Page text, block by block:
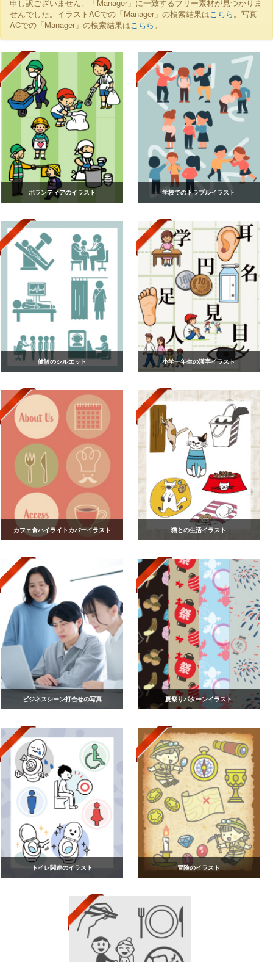
申し訳ございません。「Manager」に一致するフリー素材が見つかりま
せんでした。イラストACでの「Manager」の検索結果はこちら。写真
ACでの「Manager」の検索結果はこちら。
ボランティアのイラスト 学校でのトラブルイラスト
健診のシルエット 小学一年生の漢字イラスト
カフェ食ハイライトカバーイラスト 猫との生活イラスト
ビジネスシーン打合せの写真 夏祭りパターンイラスト
トイレ関連のイラスト 冒険のイラスト